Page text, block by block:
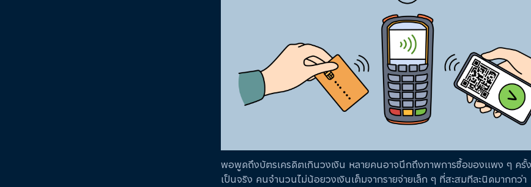
พอพูดถึงบัตรเครดิตเกินวงเงิน หลายคนอาจนึกถึงภาพการซื้อของแพง ๆ ครั้
เป็นจริง คนจำนวนไม่น้อยวงเงินเต็มจากรายจ่ายเล็ก ๆ ที่สะสมทีละนิดมากกว่า